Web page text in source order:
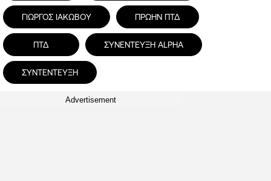
ΓΙΩΡΓΟΣ ΙΑΚΩΒΟΥ ΠΡΩΗΝ ΠΤΔ
ΠΤΔ ΣΥΝΕΝΤΕΥΞΗ ALPHA
ΣΥΝΤΕΝΤΕΥΞΗ
Advertisement